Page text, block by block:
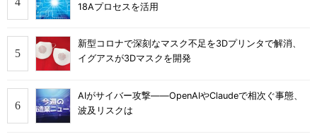
18Aプロセスを活用
新型コロナで深刻なマスク不足を3Dプリンタで解消、
イグアスが3Dマスクを開発
AIがサイバー攻撃――OpenAIやClaudeで相次ぐ事態、
波及リスクは